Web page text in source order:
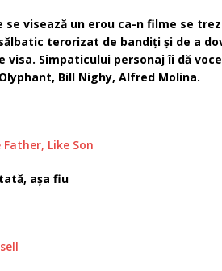
se visează un erou ca-n filme se
terorizat de bandiţi şi de a
visa. Simpaticului personaj îi dă
Bill Nighy, Alfred Molina.
Like Son
aşa fiu